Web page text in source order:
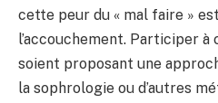
cette peur du « mal faire »
l’accouchement. Participer à
soient proposant une
la sophrologie ou d’autres